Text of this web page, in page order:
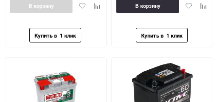
ДобавитьДобавить
В корзину
Добавить
В корзину